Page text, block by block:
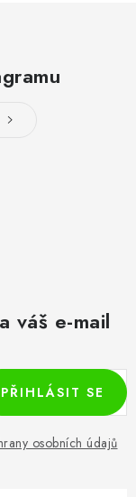
váš e-mail
osobních údajů
PŘIHLÁSIT SE